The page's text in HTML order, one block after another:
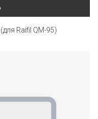
Raifil QM-95)